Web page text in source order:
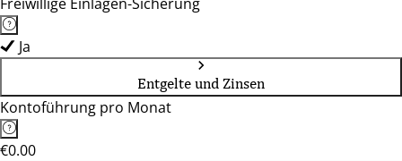
Ja
Entgelte und Zinsen
Kontoführung pro Monat
€0.00